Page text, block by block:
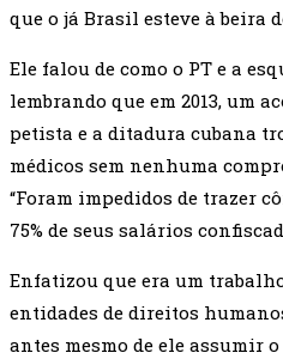
que o já Brasil esteve à beira
Ele falou de como o PT e a
lembrando que em 2013, um
petista e a ditadura cubana
médicos sem nenhuma
“Foram impedidos de trazer
75% de seus salários
Enfatizou que era um
entidades de direitos
antes mesmo de ele assumir o